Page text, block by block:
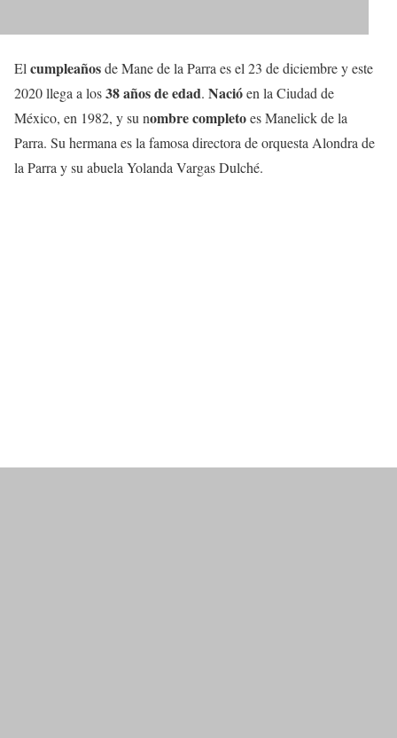
El cumpleañosde Mane de la Parra es el 23 de diciembre y este
2020 llega a los38 años de edad. Nacióen la Ciudad de
México, en 1982, y su nombre completoes Manelick de la
Parra. Su hermana es la famosa directora de orquesta Alondra de
la Parra y su abuela Yolanda Vargas Dulché.